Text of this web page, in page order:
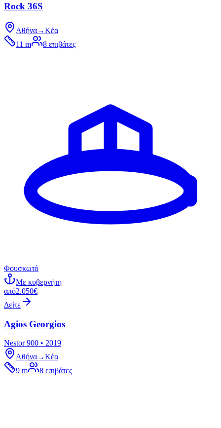
Rock 36S
Αθήνα→Κέα
11 m
8 επιβάτες
Φουσκωτό
Με κυβερνήτη
από2.050€
Δείτε
Agios Georgios
Nestor 900 • 2019
Αθήνα→Κέα
9 m
8 επιβάτες